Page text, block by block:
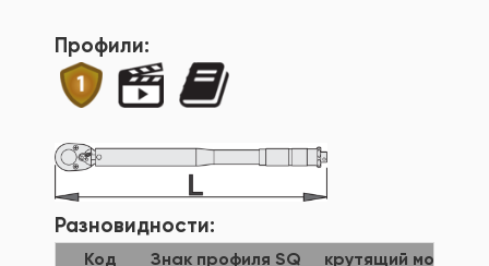
Профили:
Разновидности:
Код Знак профиля SQ крутящий момент